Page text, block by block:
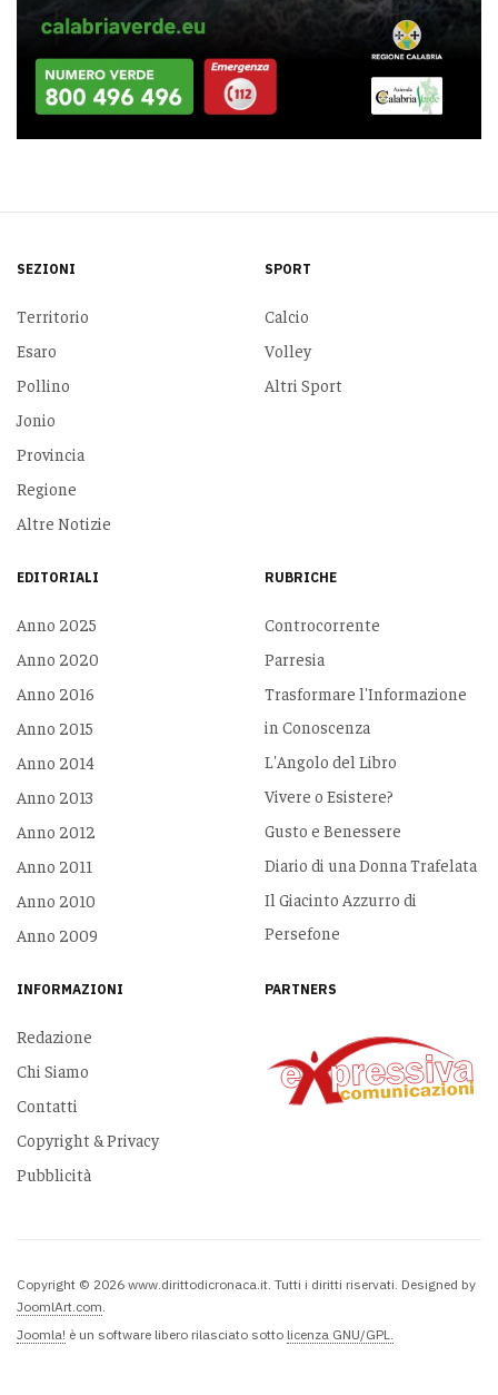
SEZIONI
Territorio
Esaro
Pollino
Jonio
Provincia
Regione
Altre Notizie
SPORT
Calcio
Volley
Altri Sport
EDITORIALI
Anno 2025
Anno 2020
Anno 2016
Anno 2015
Anno 2014
Anno 2013
Anno 2012
Anno 2011
Anno 2010
Anno 2009
RUBRICHE
Controcorrente
Parresia
Trasformare l'Informazione
in Conoscenza
L'Angolo del Libro
Vivere o Esistere?
Gusto e Benessere
Diario di una Donna Trafelata
Il Giacinto Azzurro di
Persefone
INFORMAZIONI
Redazione
Chi Siamo
Contatti
Copyright & Privacy
Pubblicità
PARTNERS
Copyright © 2026 www.dirittodicronaca.it. Tutti i diritti riservati. Designed by
JoomlArt.com.
Joomla! è un software libero rilasciato sotto licenza GNU/GPL.